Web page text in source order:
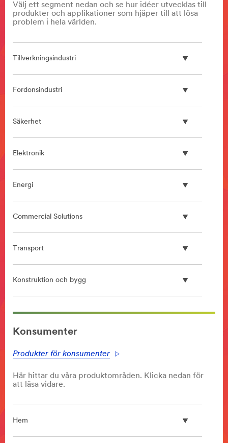
Välj ett segment nedan och se hur idéer utvecklas till
produkter och applikationer som hjäper till att lösa
problem i hela världen.
Tillverkningsindustri
Fordonsindustri
Säkerhet
Elektronik
Energi
Commercial Solutions
Transport
Konstruktion och bygg
**Site
area
**
Protector
url**
protection-
**Site
Konsumenter
Produkter för konsumenter
Här hittar du våra produktområden. Klicka nedan för
att läsa vidare.
Hem